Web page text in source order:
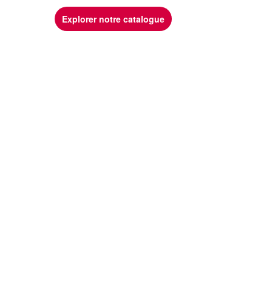
Explorer notre catalogue